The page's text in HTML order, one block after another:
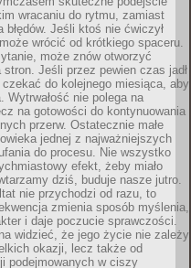
wracaniu do rytmu, zamiast
błędów. Jeśli ktoś nie ćwiczył
wrócić od krótkiego spaceru.
może znów otworzyć
Jeśli przez pewien czas jadł
do kolejnego miesiąca, aby
Wytrwałość nie polega na
na gotowości do kontynuowania
przerw. Ostatecznie małe
jednej z najważniejszych
do procesu. Nie wszystko
efekt, żeby miało
dziś, buduje nasze jutro.
nie przychodzi od razu, to
zmienia sposób myślenia,
i daje poczucie sprawczości.
widzieć, że jego życie nie zależy
okazji, lecz także od
podejmowanych w ciszy